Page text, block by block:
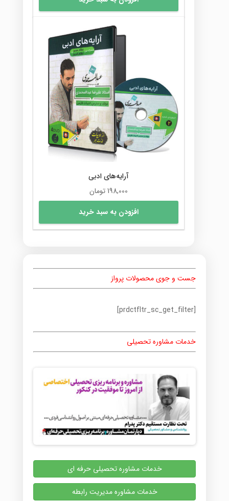
آرایه‌های ادبی
198,000تومان
افزودن به سبد خرید
جست و جوی محصولات پرواز
[prdctfltr_sc_get_filter]
خدمات مشاوره تحصیلی
خدمات مشاوره تحصیلی حرفه ای
خدمات مشاوره مدیریت رابطه